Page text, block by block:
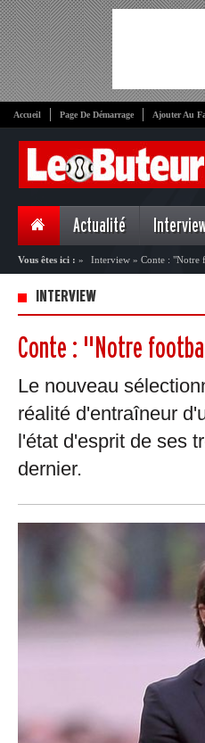
Accueil Page De Démarrage Ajouter Au
Actualité
Vous êtes ici : » Interview » Conte : "Notre
INTERVIEW
Conte : "Notre
Le nouveau
réalité d'entraîneur
l'état d'esprit de ses
dernier.